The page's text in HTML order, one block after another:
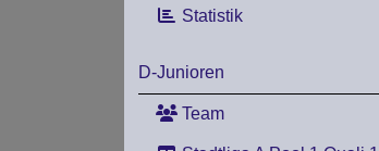
Statistik
D-Junioren
Team